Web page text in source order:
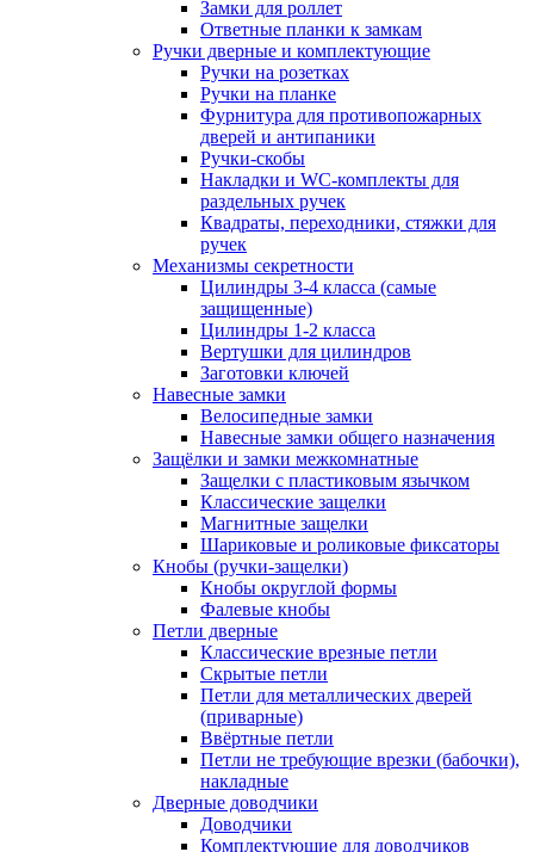
Замки для роллет
Ответные планки к замкам
Ручки дверные и комплектующие
Ручки на розетках
Ручки на планке
Фурнитура для противопожарных
дверей и антипаники
Ручки-скобы
Накладки и WC-комплекты для
раздельных ручек
Квадраты, переходники, стяжки для
ручек
Механизмы секретности
Цилиндры 3-4 класса (самые
защищенные)
Цилиндры 1-2 класса
Вертушки для цилиндров
Заготовки ключей
Навесные замки
Велосипедные замки
Навесные замки общего назначения
Защёлки и замки межкомнатные
Защелки с пластиковым язычком
Классические защелки
Магнитные защелки
Шариковые и роликовые фиксаторы
Кнобы (ручки-защелки)
Кнобы округлой формы
Фалевые кнобы
Петли дверные
Классические врезные петли
Скрытые петли
Петли для металлических дверей
(приварные)
Ввёртные петли
Петли не требующие врезки (бабочки),
накладные
Дверные доводчики
Доводчики
Комплектующие для доводчиков